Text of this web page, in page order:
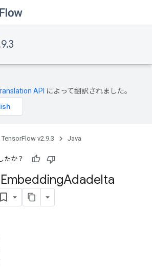
API によって翻訳されました。
TensorFlow v2.9.3 Java
たか？
Adadelta